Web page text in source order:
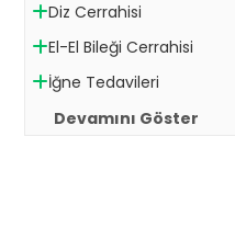
Diz Cerrahisi
El-El Bileği Cerrahisi
İğne Tedavileri
Devamını Göster